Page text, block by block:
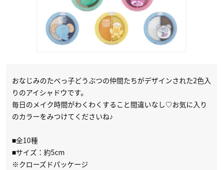
おなじみのたべっ子どうぶつの仲間たちがデザインされた2色入
りのアイシャドウです。
毎日のメイク時間がわくわくすること間違いなし♡お気に入り
のカラーをみつけてくださいね♪​
■全10種
■サイズ：約5cm
※クローズドパッケージ